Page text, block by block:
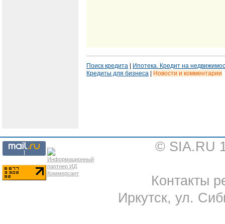
Поиск кредита
Ипотека. Кредит на
Кредиты для бизнеса
Новости и комментарии
© SIA.RU
Контакты
Иркутск, ул.